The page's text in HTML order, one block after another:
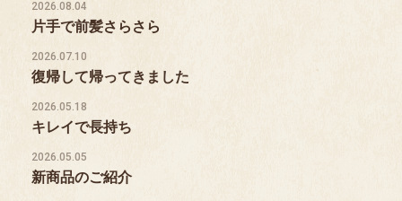
片手で前髪さらさら
2026.08.04
復帰して帰ってきました
2026.07.10
キレイで長持ち
2026.05.18
新商品のご紹介
2026.05.05